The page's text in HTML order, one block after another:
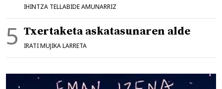
IHINTZA TELLABIDE AMUNARRIZ
Txertaketa askatasunaren alde
IRATI MUJIKA LARRETA